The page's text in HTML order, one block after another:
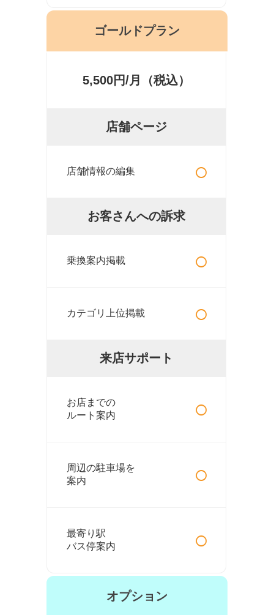
ゴールドプラン
5,500円/月（税込）
店舗ページ
店舗情報の編集 ○
お客さんへの訴求
乗換案内掲載 ○
カテゴリ上位掲載 ○
来店サポート
お店までの
ルート案内
○
周辺の駐車場を
案内
○
最寄り駅
バス停案内
○
オプション